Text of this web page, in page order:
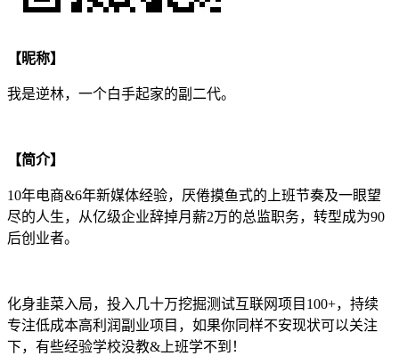
【昵称】
我是逆林，一个白手起家的副二代。
【简介】
10年电商&6年新媒体经验，厌倦摸鱼式的上班节奏及一眼望
尽的人生，从亿级企业辞掉月薪2万的总监职务，转型成为90
后创业者。
化身韭菜入局，投入几十万挖掘测试互联网项目100+，持续
专注低成本高利润副业项目，如果你同样不安现状可以关注
下，有些经验学校没教&上班学不到！